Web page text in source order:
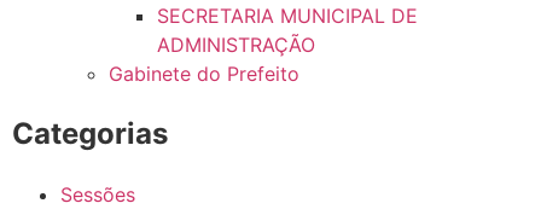
SECRETARIA MUNICIPAL DE
ADMINISTRAÇÃO
Gabinete do Prefeito
Categorias
Sessões